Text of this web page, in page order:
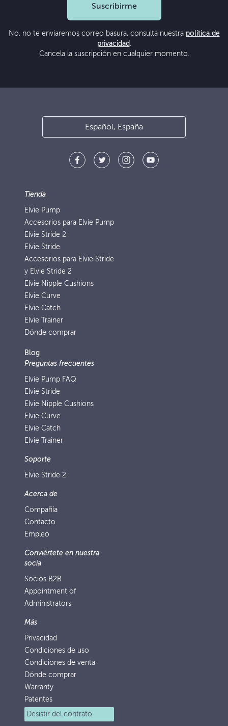
Suscribirme
No, no te enviaremos correo basura, consulta nuestra política de
privacidad .
Cancela la suscripción en cualquier momento.
Español, España
Tienda
Elvie Pump
Accesorios para Elvie Pump
Elvie Stride 2
Elvie Stride
Accesorios para Elvie Stride
y Elvie Stride 2
Elvie Nipple Cushions
Elvie Curve
Elvie Catch
Elvie Trainer
Dónde comprar
Blog
Preguntas frecuentes
Elvie Pump FAQ
Elvie Stride
Elvie Nipple Cushions
Elvie Curve
Elvie Catch
Elvie Trainer
Soporte
Elvie Stride 2
Acerca de
Compañía
Contacto
Empleo
Conviértete en nuestra
socia
Socios B2B
Appointment of
Administrators
Más
Privacidad
Condiciones de uso
Condiciones de venta
Dónde comprar
Warranty
Patentes
Desistir del contrato